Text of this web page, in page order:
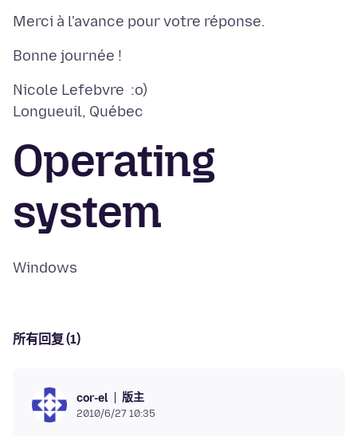
Nicole Lefebvre :o)
Operating
system
所有回复 (1)
cor-el 版主
2010/6/27 10:35